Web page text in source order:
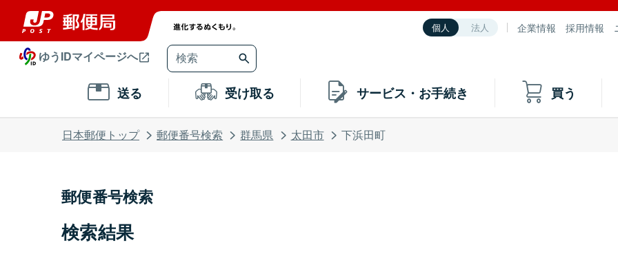
個人 法人 企業情報 採用情報
ゆうIDマイページへ
送る 受け取る サービス・お手続き 買う
日本郵便トップ 郵便番号検索 群馬県 太田市 下浜田町
郵便番号検索
検索結果